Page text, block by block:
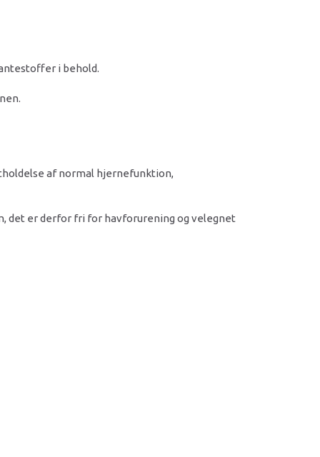
i behold.
af normal hjernefunktion,
det er derfor fri for havforurening og velegnet